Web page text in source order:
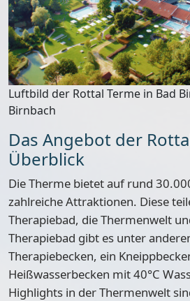
Luftbild der Rottal Terme in Bad
Birnbach
Das Angebot der
Überblick
Die Therme bietet auf rund
zahlreiche Attraktionen. Diese
Therapiebad, die Thermenwelt
Therapiebad gibt es unter
Therapiebecken, ein
Heißwasserbecken mit 40°C
Highlights in der Thermenwelt